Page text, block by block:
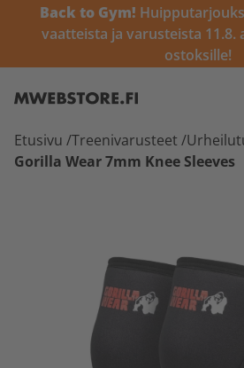
Back to Gym!
vaatteista ja varusteista 11.8.
ostoksille!
Etusivu /Treenivarusteet /
Gorilla Wear 7mm Knee Sleeves